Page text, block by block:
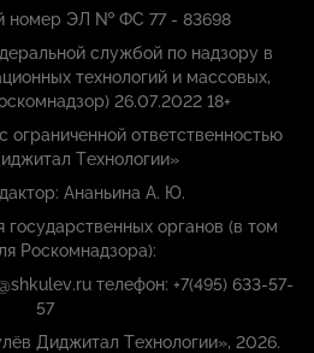
номер ЭЛ № ФС 77 - 83698
службой по надзору в
технологий и массовых,
26.07.2022 18+
ограниченной ответственностью
Технологии»
Ананьина А. Ю.
государственных органов (в том
Роскомнадзора):
телефон: +7(495) 633-57-
57
Диджитал Технологии», 2026.